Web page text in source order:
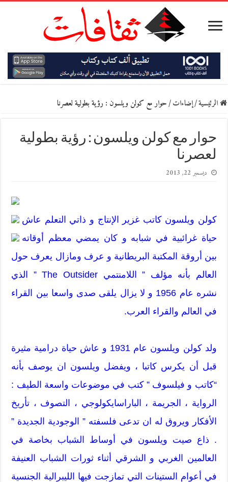
الرئيسية/إضاءات/حوار مع كولن ويلسون : رؤية بطولية لعصرنا
حوار مع كولن ويلسون : رؤية بطولية
لعصرنا
ديسمبر 22, 2013
كولن ويلسون كاتب غزير الإنتاج و ذاتي التعلم عاش
حياة غرائبية في شبابه و كان يمضي معظم أوقاته
بين أروقة المكتبة البريطانية و عرف ومازال يعرف حول
العالم بأنه مؤلف ” اللامنتمي The Outsider ” الذي
نشره عام 1956 و لا يزال يلقى صدى واسعا بين القراء
في العالم والقراء العرب.
ولد كولن ويلسون عام 1931 و عاش حياة درامية مثيرة
قبل أن يكرس كاتبا ، ويفضل ويلسون ان يوصف بأنه
“كاتب و فيلسوف ” كتب في موضوعات واسعة الطيف :
الرواية ، الجريمة ، الباراسايكولوجي ، التصوف ، تأريخ
الأفكار ويروق له ان تدعى فلسفته ” الوجودية الجديدة ”
. ذاع صيت ويلسون في أوساط الشباب بخاصة في
العالمين الغربي و الشرقي أثناء ثورات الشباب العنيفة
في أعوام الستينات التي تمازجت فيها الليبرالية الجنسية